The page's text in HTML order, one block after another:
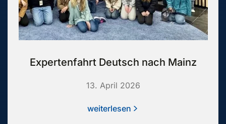
Expertenfahrt Deutsch nach Mainz
13. April 2026
weiterlesen